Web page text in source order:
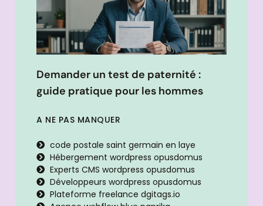
Demander un test de paternité :
guide pratique pour les hommes
A NE PAS MANQUER
code postale saint germain en laye
Hébergement wordpress opusdomus
Experts CMS wordpress opusdomus
Développeurs wordpress opusdomus
Plateforme freelance dgitags.io